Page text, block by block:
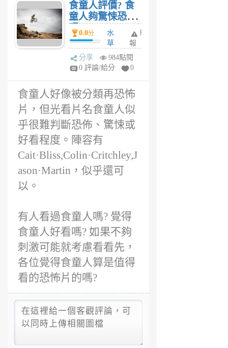
食童人評價? 食
童人夠驚悚恐怖
嗎?0.0分
水
草
6
年
舉
報
分享
984點閱
0 評論/給分
0
食童人好像被分類再恐怖
片，但光看片名食童人似
乎很難判斷恐佈、驚悚或
好看程度。陣容有
Cait·Bliss,Colin·Critchley,J
ason·Martin，似乎還可
以。
有人看過食童人嗎? 覺得
食童人好看嗎? 如果不夠
刺激可能就考慮看看先，
各位覺得食童人算是值得
看的恐怖片的嗎?